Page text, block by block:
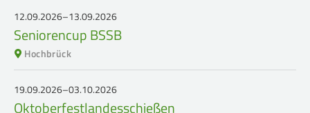
12.09.2026–13.09.2026
Seniorencup BSSB
Hochbrück
19.09.2026–03.10.2026
Oktoberfestlandesschießen
Frauen Ü40
Navigation
überspringen
Datenschutz Impressum
Formulare